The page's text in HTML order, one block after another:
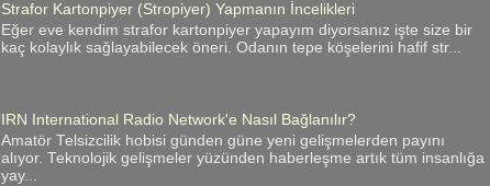
Strafor Kartonpiyer (Stropiyer) Yapmanın İncelikleri
Eğer eve kendim strafor kartonpiyer yapayım diyorsanız işte size bir
kaç kolaylık sağlayabilecek öneri. Odanın tepe köşelerini hafif str...
IRN International Radio Network'e Nasıl Bağlanılır?
Amatör Telsizcilik hobisi günden güne yeni gelişmelerden payını
alıyor. Teknolojik gelişmeler yüzünden haberleşme artık tüm insanlığa
yay...